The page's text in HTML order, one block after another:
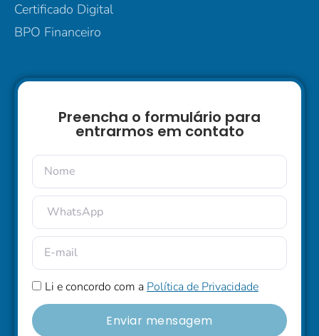
Certificado Digital
BPO Financeiro
Preencha o formulário para
entrarmos em contato
Li e concordo com a Política de Privacidade
Enviar mensagem